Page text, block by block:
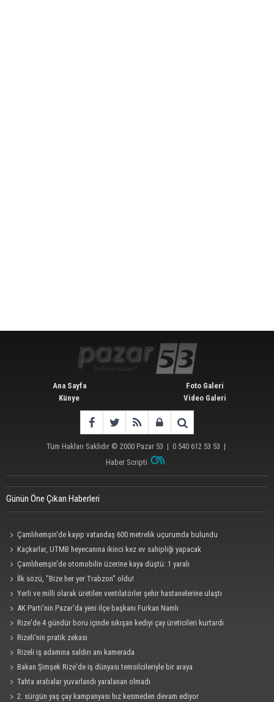
Ana Sayfa
Künye
Foto Galeri
Video Galeri
Tüm Hakları Saklıdır © 2000 Pazar 53 | 0 540 612 53 53 |
Haber Scripti
Günün Öne Çıkan Haberleri
Çamlıhemşin'de kayıp vatandaş 600 metrelik uçurumda bulundu
Kaçkarlar, UTMB heyecanına ikinci kez ev sahipliği yapacak
Çamlıhemşin'de otomobilin üzerine kaya düştü: 1 yaralı
İlk sözü, "Bize her yer Trabzon" oldu!
Yerli ve milli olarak üretilen ventilatörler şehir hastanelerine ulaştı
AK Parti'nin Pazar'da yeni ilçe başkanı Furkan Namlı
Rize'de 4 gündür boru içinde sıkışan kediyi çay üreticileri kurtardı
Rizeli'nin pratik zekası
Rizeli iş adamına saldırı anı kamerada
Bakan Şimşek Rize'de iş dünyası temsilcileriyle bir araya
Tahta arabalar yuvarlandı yaralanan olmadı
2. sürgün yaş çay kampanyası hız kesmeden devam ediyor